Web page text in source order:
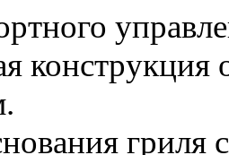
конструкция
гриля